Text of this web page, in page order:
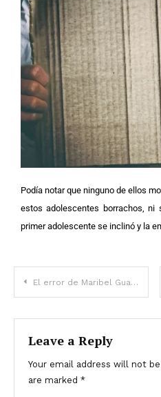
Podía notar que ninguno de ellos
estos adolescentes borrachos, ni
primer adolescente se inclinó y la
El error de Maribel Guardia que le costó la tenencia de su nieto
Leave a Reply
Your email address will not
are marked *